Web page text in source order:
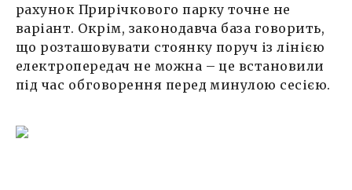
рахунок Прирічкового парку точне не
варіант. Окрім, законодавча база говорить,
що розташовувати стоянку поруч із лінією
електропередач не можна – це встановили
під час обговорення перед минулою сесією.